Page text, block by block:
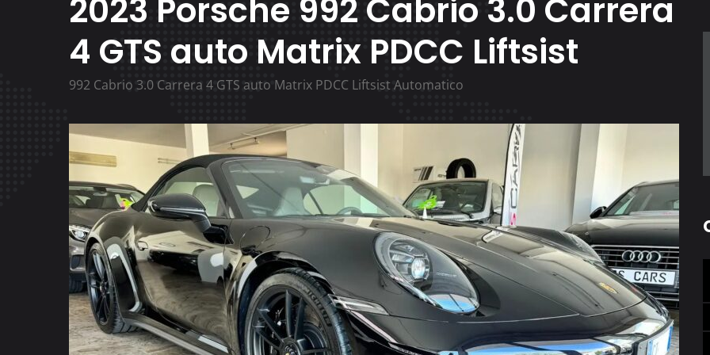
2023 Porsche 992 Cabrio 3.0 Carrera
4 GTS auto Matrix PDCC Liftsist
992 Cabrio 3.0 Carrera 4 GTS auto Matrix PDCC Liftsist Automatico